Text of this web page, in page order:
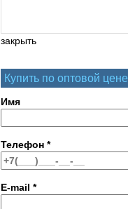
закрыть
Купить по оптовой цене
Имя
Телефон *
E-mail *